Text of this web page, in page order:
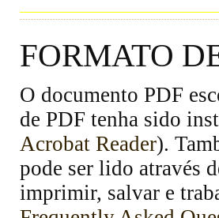
FORMATO
O documento PDF
de PDF tenha sido
Acrobat Reader).
pode ser lido através
imprimir, salvar e